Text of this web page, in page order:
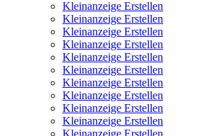
Kleinanzeige Erstellen
Kleinanzeige Erstellen
Kleinanzeige Erstellen
Kleinanzeige Erstellen
Kleinanzeige Erstellen
Kleinanzeige Erstellen
Kleinanzeige Erstellen
Kleinanzeige Erstellen
Kleinanzeige Erstellen
Kleinanzeige Erstellen
Kleinanzeige Erstellen